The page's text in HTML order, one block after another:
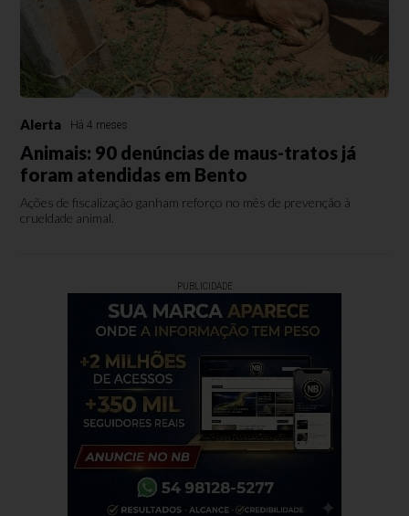
Alerta Há 4 meses
Animais: 90 denúncias de maus-tratos já
foram atendidas em Bento
Ações de fiscalização ganham reforço no mês de prevenção à
crueldade animal.
PUBLICIDADE